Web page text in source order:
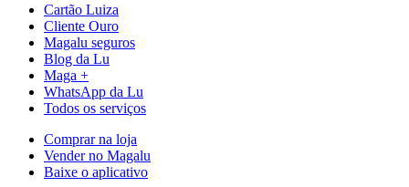
Cartão Luiza
Cliente Ouro
Magalu seguros
Blog da Lu
Maga +
WhatsApp da Lu
Todos os serviços
Comprar na loja
Vender no Magalu
Baixe o aplicativo